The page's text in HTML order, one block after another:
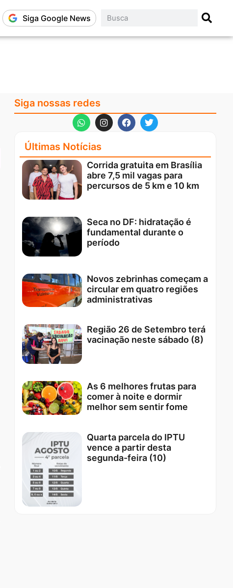
Siga Google News
Siga nossas redes
Últimas Notícias
Corrida gratuita em Brasília
abre 7,5 mil vagas para
percursos de 5 km e 10 km
Seca no DF: hidratação é
fundamental durante o
período
Novos zebrinhas começam a
circular em quatro regiões
administrativas
Região 26 de Setembro terá
vacinação neste sábado (8)
As 6 melhores frutas para
comer à noite e dormir
melhor sem sentir fome
Quarta parcela do IPTU
vence a partir desta
segunda-feira (10)